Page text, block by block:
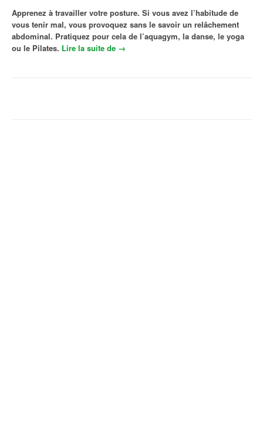
Apprenez à travailler votre posture. Si vous avez l’habitude de
vous tenir mal, vous provoquez sans le savoir un relâchement
abdominal. Pratiquez pour cela de l’aquagym, la danse, le yoga
ou le Pilates. Lire la suite de « Comment maigrir du ventre : Sports
→